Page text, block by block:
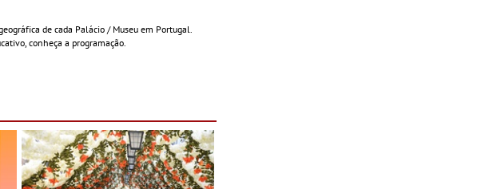
de cada Palácio / Museu em Portugal.
conheça a programação.